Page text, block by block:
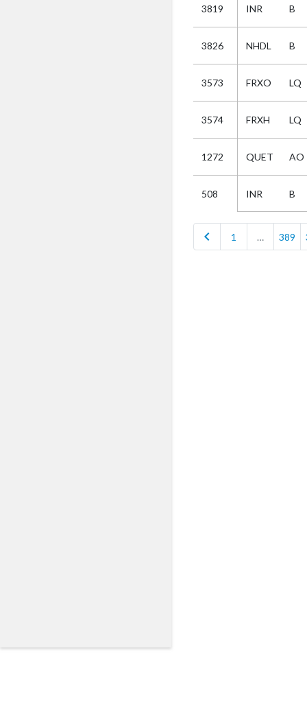
3819 INR B
3826 NHDL B
3573 FRXO LQ
3574 FRXH LQ
1272 QUET AO
508 INR B
chevron_left 1 … 389